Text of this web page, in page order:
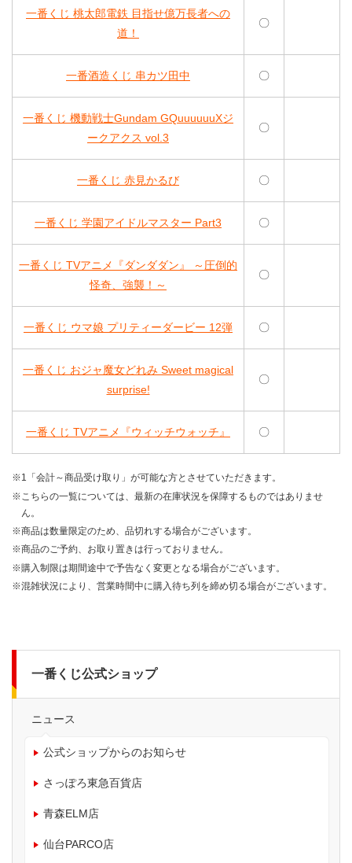
一番くじ 桃太郎電鉄 目指せ億万長者への
道！
〇
一番酒造くじ 串カツ田中 〇
一番くじ 機動戦士Gundam GQuuuuuuXジ
ークアクス vol.3
〇
一番くじ 赤見かるび 〇
一番くじ 学園アイドルマスター Part3 〇
一番くじ TVアニメ『ダンダダン』 ～圧倒的
怪奇、強襲！～
〇
一番くじ ウマ娘 プリティーダービー 12弾 〇
一番くじ おジャ魔女どれみ Sweet magical
surprise!
〇
一番くじ TVアニメ『ウィッチウォッチ』 〇
※1「会計～商品受け取り」が可能な方とさせていただきます。
※こちらの一覧については、最新の在庫状況を保障するものではありませ
ん。
※商品は数量限定のため、品切れする場合がございます。
※商品のご予約、お取り置きは行っておりません。
※購入制限は期間途中で予告なく変更となる場合がございます。
※混雑状況により、営業時間中に購入待ち列を締め切る場合がございます。
一番くじ公式ショップ
ニュース
公式ショップからのお知らせ
さっぽろ東急百貨店
青森ELM店
仙台PARCO店